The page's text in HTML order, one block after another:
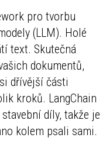
pro tvorbu
(LLM). Holé
text. Skutečná
dokumentů,
dřívější části
kroků. LangChain
díly, takže je
kolem psali sami.